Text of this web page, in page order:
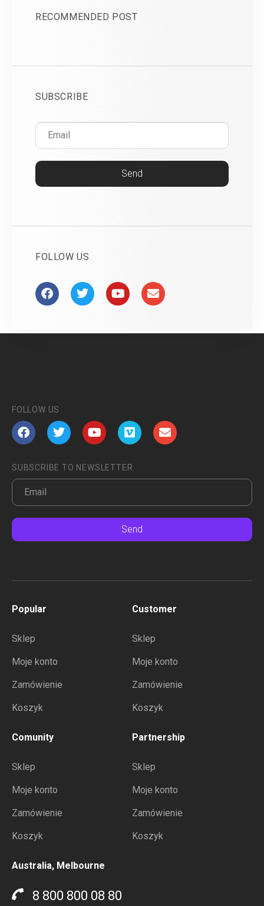
RECOMMENDED POST
SUBSCRIBE
Send
FOLLOW US
FOLLOW US
SUBSCRIBE TO NEWSLETTER
Send
Popular
Sklep
Moje konto
Zamówienie
Koszyk
Customer
Sklep
Moje konto
Zamówienie
Koszyk
Comunity
Sklep
Moje konto
Zamówienie
Koszyk
Partnership
Sklep
Moje konto
Zamówienie
Koszyk
Australia, Melbourne
8 800 800 08 80